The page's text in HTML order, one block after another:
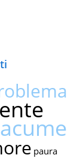
acume
paura